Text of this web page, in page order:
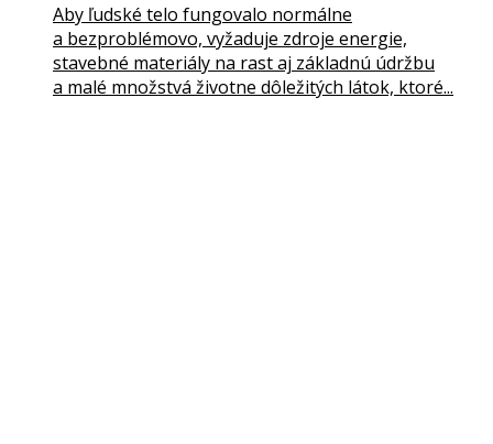
Aby ľudské telo fungovalo normálne
a bezproblémovo, vyžaduje zdroje energie,
stavebné materiály na rast aj základnú údržbu
a malé množstvá životne dôležitých látok, ktoré...